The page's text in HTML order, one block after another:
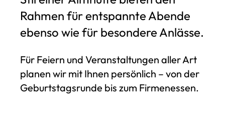
Rahmen für entspannte Abende
ebenso wie für besondere Anlässe.
Für Feiern und Veranstaltungen aller Art
planen wir mit Ihnen persönlich – von der
Geburtstagsrunde bis zum Firmenessen.